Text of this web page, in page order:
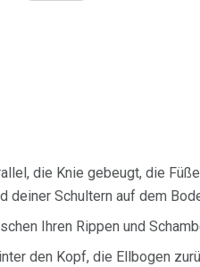
die Knie gebeugt, die
deiner Schultern auf dem
Ihren Rippen und
den Kopf, die Ellbogen